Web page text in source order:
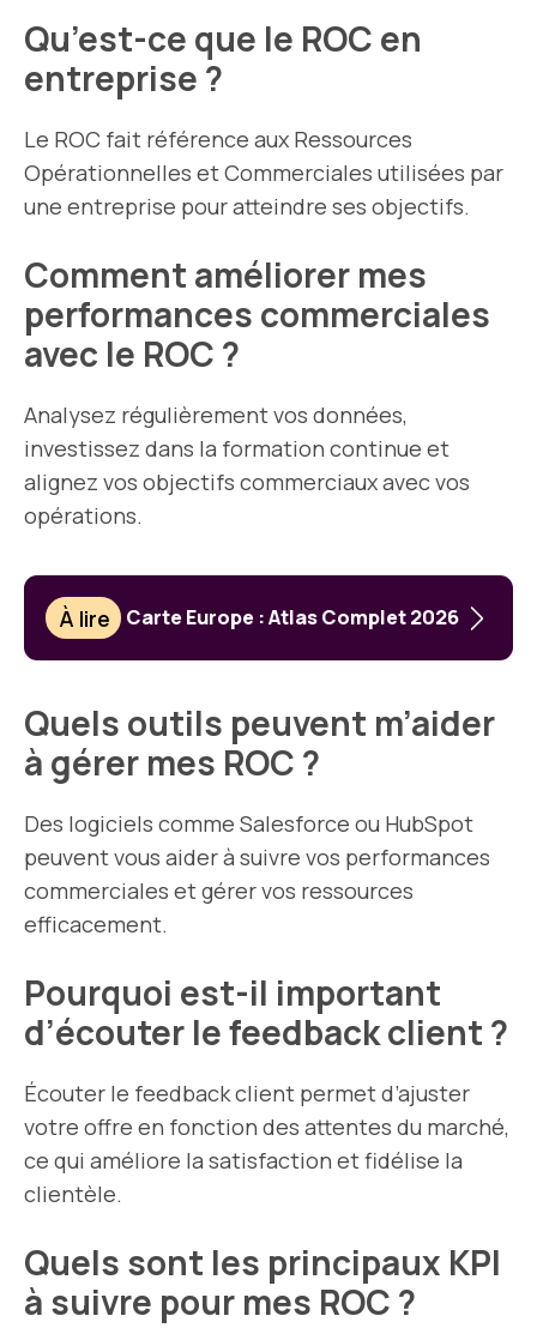
Qu’est-ce que le ROC en
entreprise ?
Le ROC fait référence aux Ressources
Opérationnelles et Commerciales utilisées par
une entreprise pour atteindre ses objectifs.
Comment améliorer mes
performances commerciales
avec le ROC ?
Analysez régulièrement vos données,
investissez dans la formation continue et
alignez vos objectifs commerciaux avec vos
opérations.
À lire Carte Europe : Atlas Complet 2026
Quels outils peuvent m’aider
à gérer mes ROC ?
Des logiciels comme Salesforce ou HubSpot
peuvent vous aider à suivre vos performances
commerciales et gérer vos ressources
efficacement.
Pourquoi est-il important
d’écouter le feedback client ?
Écouter le feedback client permet d’ajuster
votre offre en fonction des attentes du marché,
ce qui améliore la satisfaction et fidélise la
clientèle.
Quels sont les principaux KPI
à suivre pour mes ROC ?